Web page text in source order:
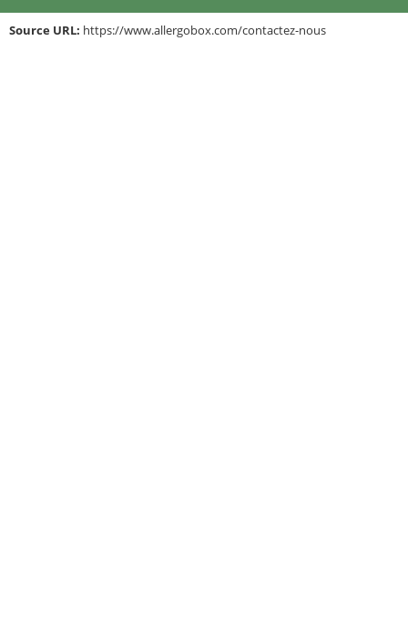
Source URL: https://www.allergobox.com/contactez-nous